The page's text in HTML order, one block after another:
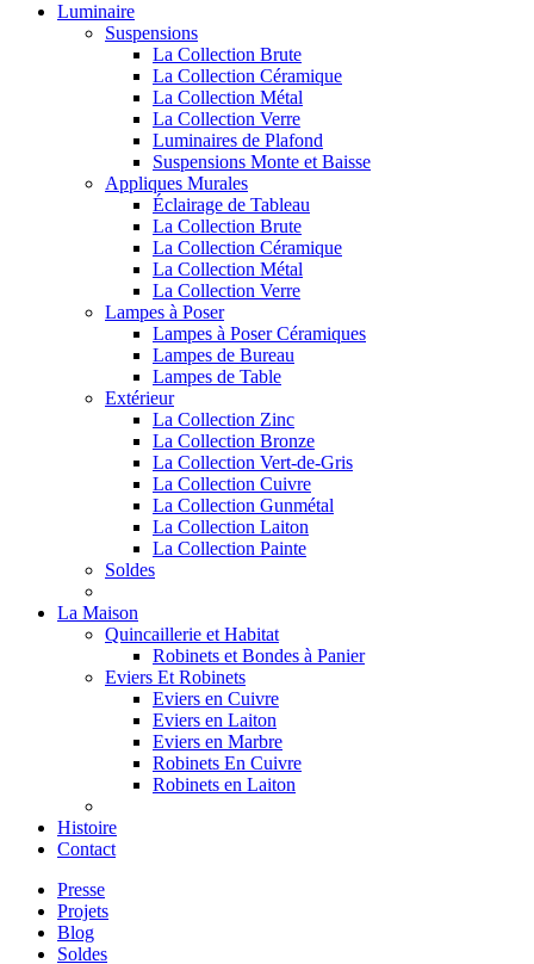
Luminaire
Suspensions
La Collection Brute
La Collection Céramique
La Collection Métal
La Collection Verre
Luminaires de Plafond
Suspensions Monte et Baisse
Appliques Murales
Éclairage de Tableau
La Collection Brute
La Collection Céramique
La Collection Métal
La Collection Verre
Lampes à Poser
Lampes à Poser Céramiques
Lampes de Bureau
Lampes de Table
Extérieur
La Collection Zinc
La Collection Bronze
La Collection Vert-de-Gris
La Collection Cuivre
La Collection Gunmétal
La Collection Laiton
La Collection Painte
Soldes
La Maison
Quincaillerie et Habitat
Robinets et Bondes à Panier
Eviers Et Robinets
Eviers en Cuivre
Eviers en Laiton
Eviers en Marbre
Robinets En Cuivre
Robinets en Laiton
Histoire
Contact
Presse
Projets
Blog
Soldes